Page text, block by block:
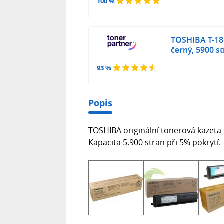
93 %
TOSHIBA T-
černý, 5900
Popis
TOSHIBA originální tonerová kazeta
Kapacita 5.900 stran při 5% pokrytí.